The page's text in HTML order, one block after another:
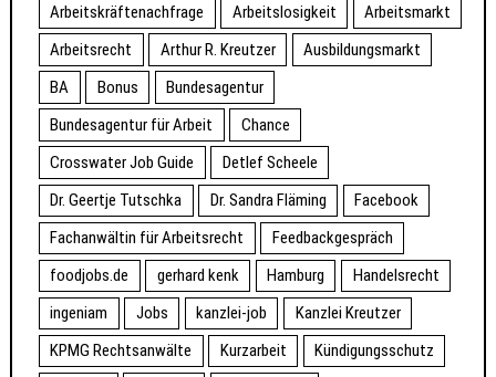
Arbeitskräftenachfrage
Arbeitslosigkeit
Arbeitsmarkt
Arbeitsrecht
Arthur R. Kreutzer
Ausbildungsmarkt
BA
Bonus
Bundesagentur
Bundesagentur für Arbeit
Chance
Crosswater Job Guide
Detlef Scheele
Dr. Geertje Tutschka
Dr. Sandra Fläming
Facebook
Fachanwältin für Arbeitsrecht
Feedbackgespräch
foodjobs.de
gerhard kenk Hamburg
Handelsrecht
ingeniam
Jobs kanzlei-job
Kanzlei Kreutzer
KPMG Rechtsanwälte
Kurzarbeit Kündigungsschutz